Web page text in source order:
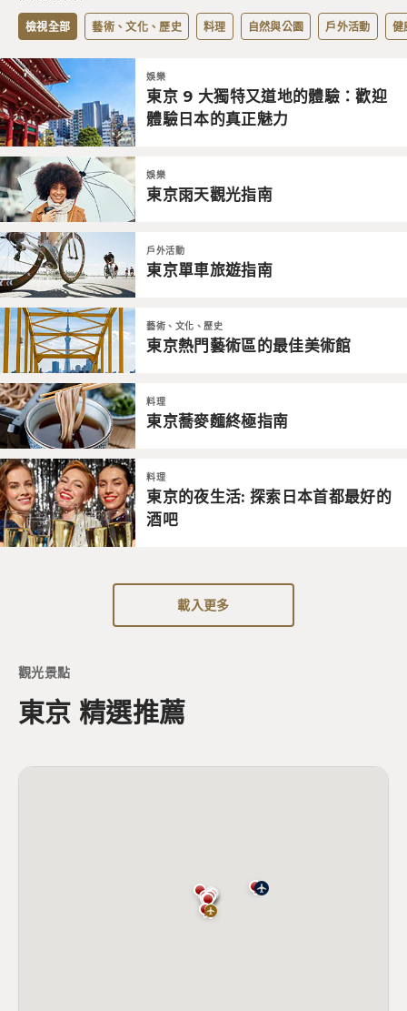
檢視全部 藝術、文化、歷史 料理 自然與公園 戶外活動 健
娛樂
東京 9 大獨特又道地的體驗：歡迎
體驗日本的真正魅力
娛樂
東京雨天觀光指南
戶外活動
東京單車旅遊指南
藝術、文化、歷史
東京熱門藝術區的最佳美術館
料理
東京蕎麥麵終極指南
料理
東京的夜生活: 探索日本首都最好的
酒吧
載入更多
觀光景點
東京 精選推薦